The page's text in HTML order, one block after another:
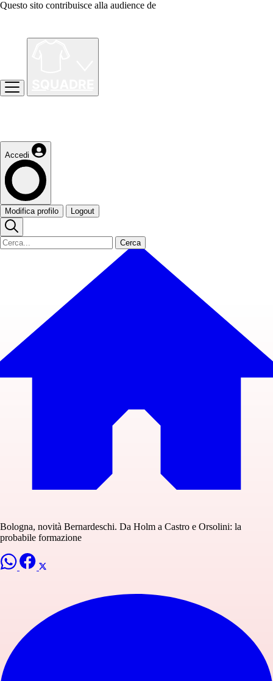
Questo sito contribuisce alla audience de
Accedi
Modifica profilo Logout
Cerca
Bologna, novità Bernardeschi. Da Holm a Castro e Orsolini: la
probabile formazione